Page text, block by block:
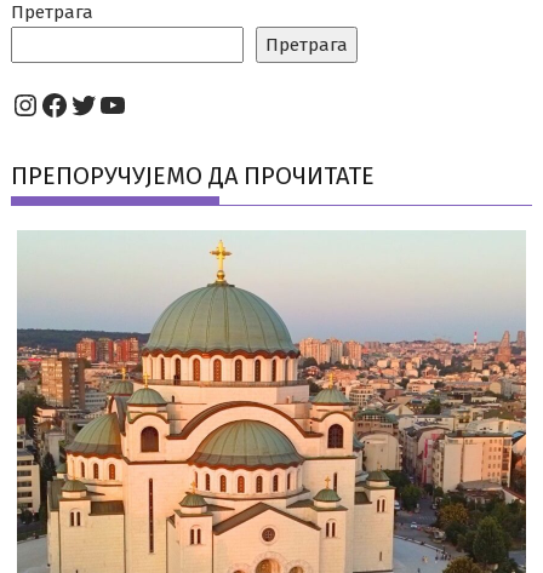
Претрага
Претрага
Instagram
Facebook
Twitter
YouTube
ПРЕПОРУЧУЈЕМО ДА ПРОЧИТАТЕ